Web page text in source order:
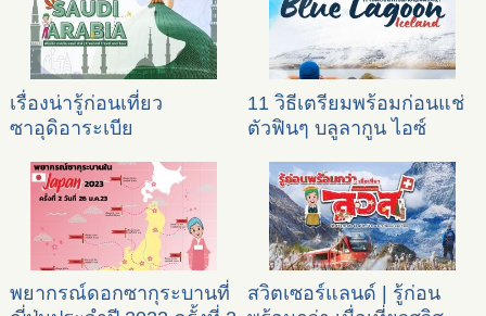
เรื่องน่ารู้ก่อนเที่ยว
ซาอุดิอาระเบีย
11 วิธีเตรียมพร้อมก่อนแช่
ตัวฟินๆ บลูลากูน ไอซ์
พยากรณ์ดอกซากุระบานที่
สวิตเซอร์แลนด์ | รู้ก่อน